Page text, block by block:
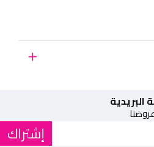
البريدية
إشتراك